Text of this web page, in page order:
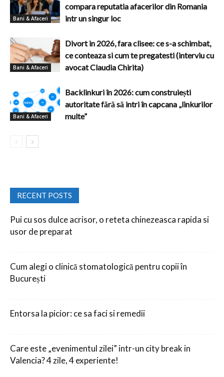
Bani & Afaceri
compara reputatia afacerilor din Romania
intr un singur loc
Bani & Afaceri
Divort in 2026, fara clisee: ce s-a schimbat,
ce conteaza si cum te pregatesti (interviu cu
avocat Claudia Chirita)
Bani & Afaceri
Backlinkuri în 2026: cum construiești
autoritate fără să intri în capcana „linkurilor
multe”
RECENT POSTS
Pui cu sos dulce acrisor, o reteta chinezeasca rapida si
usor de preparat
Cum alegi o clinică stomatologică pentru copii în
București
Entorsa la picior: ce sa faci si remedii
Care este „evenimentul zilei” intr-un city break in
Valencia? 4 zile, 4 experiente!